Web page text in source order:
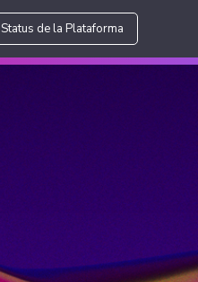
Status de la Plataforma